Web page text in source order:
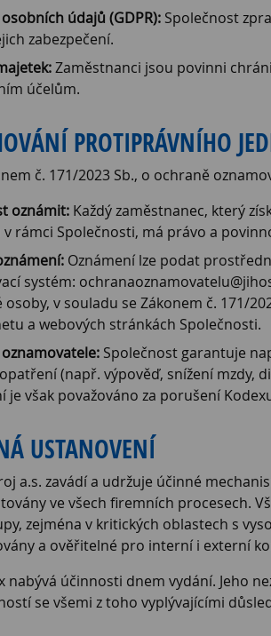
údajů (GDPR):Společnost
zabezpečení.
Zaměstnanci jsou povinni
účelům.
PROTIPRÁVNÍHO
č. 171/2023 Sb., o ochraně
oznámit:Každý zaměstnanec, který
rámci Společnosti, má právo a
Oznámení lze podat
systém:
osoby, v souladu se Zákonem č. 171/
a webových stránkách Společnosti.
Společnost garantuje
(např. výpověď, snížení mzdy,
je však považováno za porušení
USTANOVENÍ
a.s. zavádí a udržuje účinné
ve všech firemních procesech.
zejména v kritických oblastech s
a ověřitelné pro interní i externí
nabývá účinnosti dnem vydání. Jeho
se všemi z toho vyplývajícími